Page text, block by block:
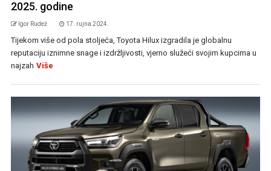
2025. godine
Igor Rudež 17. rujna 2024.
Tijekom više od pola stoljeća, Toyota Hilux izgradila je globalnu
reputaciju iznimne snage i izdržljivosti, vjerno služeći svojim kupcima u
najzah Više